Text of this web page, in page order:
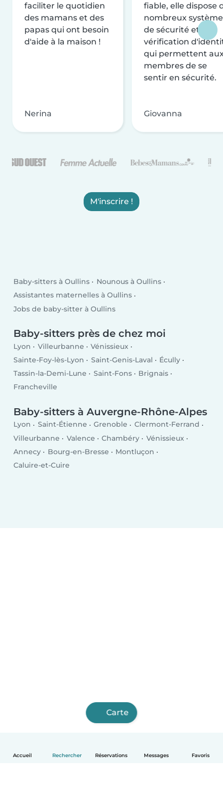
Accueil Rechercher Réservations Messages Favoris
faciliter le quotidien
des mamans et des
papas qui ont besoin
d'aide à la maison !
Nerina
fiable, elle dispose
nombreux
de sécurité et de
vérification
qui permettent
membres de se
sentir en sécurité.
Giovanna
M'inscrire !
Baby-sitters à Oullins
Nounous à Oullins
Assistantes maternelles à Oullins
Jobs de baby-sitter à Oullins
Baby-sitters près de chez moi
Lyon Villeurbanne
Vénissieux
Sainte-Foy-lès-Lyon
Saint-Genis-Laval
Écully
Tassin-la-Demi-Lune
Saint-Fons
Brignais
Francheville
Baby-sitters à Auvergne-Rhône-Alpes
Lyon Saint-Étienne Grenoble
Clermont-Ferrand
Villeurbanne
Valence Chambéry
Vénissieux
Annecy
Bourg-en-Bresse
Montluçon
Caluire-et-Cuire
Carte